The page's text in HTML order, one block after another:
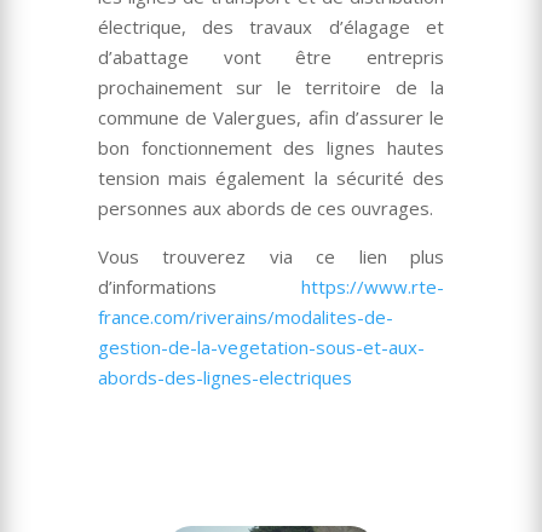
électrique, des travaux d’élagage et
d’abattage vont être entrepris
prochainement sur le territoire de la
commune de Valergues, afin d’assurer le
bon fonctionnement des lignes hautes
tension mais également la sécurité des
personnes aux abords de ces ouvrages.
Vous trouverez via ce lien plus
d’informationshttps://www.rte-
france.com/riverains/modalites-de-
gestion-de-la-vegetation-sous-et-aux-
abords-des-lignes-electriques